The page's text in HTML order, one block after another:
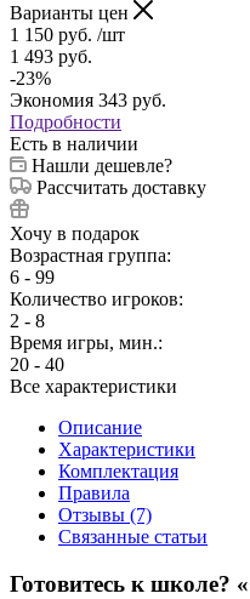
Варианты цен
1 150 руб. /шт
1 493 руб.
-23%
Экономия 343 руб.
Подробности
Есть в наличии
Нашли дешевле?
Рассчитать доставку
Хочу в подарок
Возрастная группа:
6 - 99
Количество игроков:
2 - 8
Время игры, мин.:
20 - 40
Все характеристики
Описание
Характеристики
Комплектация
Правила
Отзывы (7)
Связанные статьи
Готовитесь к школе?